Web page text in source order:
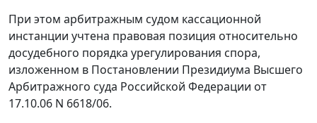
При этом арбитражным судом кассационной
инстанции учтена правовая позиция относительно
досудебного порядка урегулирования спора,
изложенном в Постановлении Президиума Высшего
Арбитражного суда Российской Федерации от
17.10.06 N 6618/06.